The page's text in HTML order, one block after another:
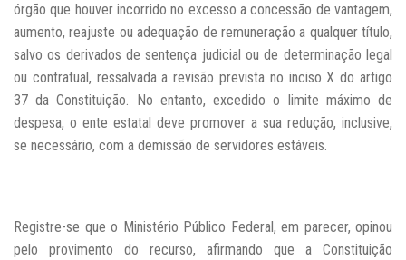
órgão que houver incorrido no excesso a concessão de vantagem,
aumento, reajuste ou adequação de remuneração a qualquer título,
salvo os derivados de sentença judicial ou de determinação legal
ou contratual, ressalvada a revisão prevista no inciso X do artigo
37 da Constituição. No entanto, excedido o limite máximo de
despesa, o ente estatal deve promover a sua redução, inclusive,
se necessário, com a demissão de servidores estáveis.
Registre-se que o Ministério Público Federal, em parecer, opinou
pelo provimento do recurso, afirmando que a Constituição